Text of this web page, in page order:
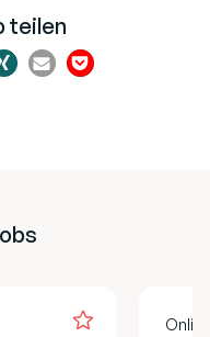
teilen